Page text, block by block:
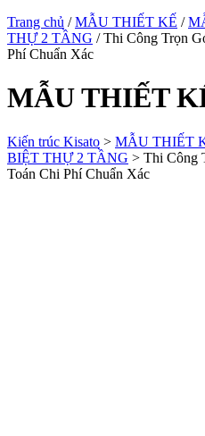
Trang chủ /MẪU THIẾT KẾ /
THỰ 2 TẦNG / Thi Công Trọn
Phí Chuẩn Xác
MẪU THIẾT
Kiến trúc Kisato > MẪU THIẾT
BIỆT THỰ 2 TẦNG > Thi Công
Toán Chi Phí Chuẩn Xác